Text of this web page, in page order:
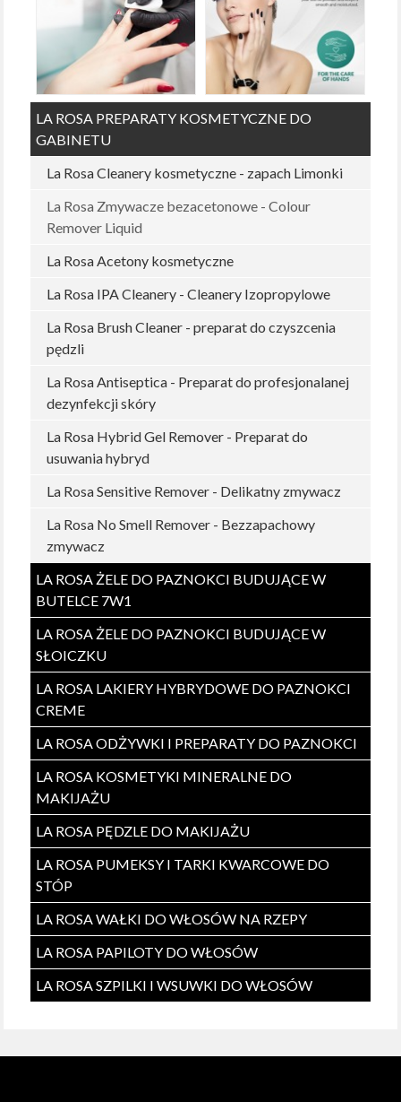
LA ROSA PREPARATY KOSMETYCZNE DO
GABINETU
La Rosa Cleanery kosmetyczne - zapach Limonki
La Rosa Zmywacze bezacetonowe - Colour
Remover Liquid
La Rosa Acetony kosmetyczne
La Rosa IPA Cleanery - Cleanery Izopropylowe
La Rosa Brush Cleaner - preparat do czyszcenia
pędzli
La Rosa Antiseptica - Preparat do profesjonalanej
dezynfekcji skóry
La Rosa Hybrid Gel Remover - Preparat do
usuwania hybryd
La Rosa Sensitive Remover - Delikatny zmywacz
La Rosa No Smell Remover - Bezzapachowy
zmywacz
LA ROSA ŻELE DO PAZNOKCI BUDUJĄCE W
BUTELCE 7W1
LA ROSA ŻELE DO PAZNOKCI BUDUJĄCE W
SŁOICZKU
LA ROSA LAKIERY HYBRYDOWE DO PAZNOKCI
CREME
LA ROSA ODŻYWKI I PREPARATY DO PAZNOKCI
LA ROSA KOSMETYKI MINERALNE DO
MAKIJAŻU
LA ROSA PĘDZLE DO MAKIJAŻU
LA ROSA PUMEKSY I TARKI KWARCOWE DO
STÓP
LA ROSA WAŁKI DO WŁOSÓW NA RZEPY
LA ROSA PAPILOTY DO WŁOSÓW
LA ROSA SZPILKI I WSUWKI DO WŁOSÓW